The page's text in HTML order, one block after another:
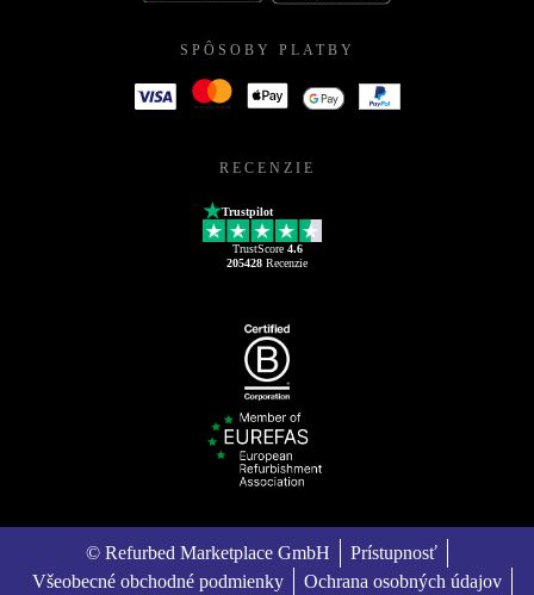
SPÔSOBY PLATBY
RECENZIE
Trustpilot
TrustScore 4.6
205428 Recenzie
© Refurbed Marketplace GmbH
Prístupnosť
Všeobecné obchodné podmienky
Ochrana osobných údajov